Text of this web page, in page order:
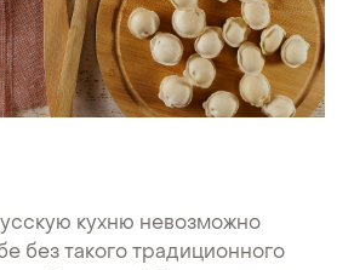
кухню невозможно
без такого традиционного